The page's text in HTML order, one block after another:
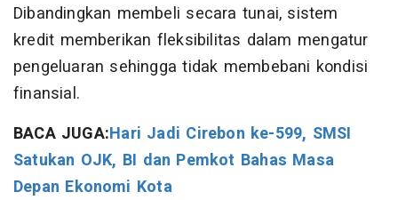
Dibandingkan membeli secara tunai, sistem
kredit memberikan fleksibilitas dalam mengatur
pengeluaran sehingga tidak membebani kondisi
finansial.
BACA JUGA:Hari Jadi Cirebon ke-599, SMSI
Satukan OJK, BI dan Pemkot Bahas Masa
Depan Ekonomi Kota